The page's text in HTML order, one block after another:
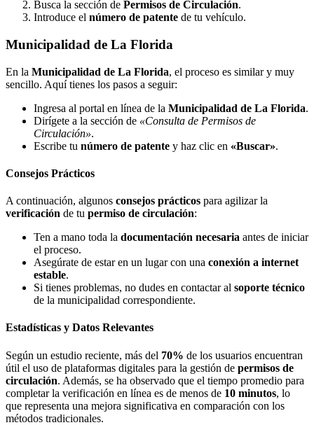
Busca la sección de Permisos de Circulación.
Introduce el número de patente de tu vehículo.
Municipalidad de La Florida
En la Municipalidad de La Florida, el proceso es similar y muy
sencillo. Aquí tienes los pasos a seguir:
Ingresa al portal en línea de la Municipalidad de La Florida.
Dirígete a la sección de «Consulta de Permisos de
Circulación».
Escribe tu número de patente y haz clic en «Buscar».
Consejos Prácticos
A continuación, algunos consejos prácticos para agilizar la
verificación de tu permiso de circulación:
Ten a mano toda la documentación necesaria antes de iniciar
el proceso.
Asegúrate de estar en un lugar con una conexión a internet
estable.
Si tienes problemas, no dudes en contactar al soporte técnico
de la municipalidad correspondiente.
Estadísticas y Datos Relevantes
Según un estudio reciente, más del 70% de los usuarios encuentran
útil el uso de plataformas digitales para la gestión de permisos de
circulación. Además, se ha observado que el tiempo promedio para
completar la verificación en línea es de menos de 10 minutos, lo
que representa una mejora significativa en comparación con los
métodos tradicionales.